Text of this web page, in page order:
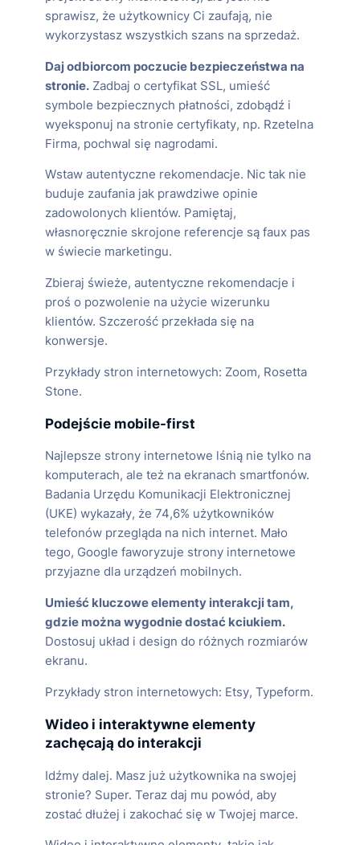
sprawisz, że użytkownicy Ci zaufają, nie
wykorzystasz wszystkich szans na sprzedaż.
Daj odbiorcom poczucie bezpieczeństwa na
stronie. Zadbaj o certyfikat SSL, umieść
symbole bezpiecznych płatności, zdobądź i
wyeksponuj na stronie certyfikaty, np. Rzetelna
Firma, pochwal się nagrodami.
Wstaw autentyczne rekomendacje. Nic tak nie
buduje zaufania jak prawdziwe opinie
zadowolonych klientów. Pamiętaj,
własnoręcznie skrojone referencje są faux pas
w świecie marketingu.
Zbieraj świeże, autentyczne rekomendacje i
proś o pozwolenie na użycie wizerunku
klientów. Szczerość przekłada się na
konwersje.
Przykłady stron internetowych: Zoom, Rosetta
Stone.
Podejście mobile-first
Najlepsze strony internetowe lśnią nie tylko na
komputerach, ale też na ekranach smartfonów.
Badania Urzędu Komunikacji Elektronicznej
(UKE) wykazały, że 74,6% użytkowników
telefonów przegląda na nich internet.​​​​‌‍​‍​‍‌‍‌​‍‌‍‍‌‌‍‌‌‍‍‌‌‍‍​‍​‍​‍‍​‍​‍‌​‌‍​‌‌‍‍‌‍‍‌‌‌​‌‍‌​‍‍‌‍‍‌‌‍​‍​‍​‍​​‍​‍‌‍‍​‌​‍‌‍‌‌‌‍‌‍​‍​‍​‍‍​‍​‍​‍‌​‌‌​‌‌‌‌‍‌​‌‍‍‌‌‍​‍‌‍‍‌‌‍‍‌‌​‌‍‌‌‌‍‍‌‌​​‍‌‍‌‌‌‍‌​‌‍‍‌‌‌​​‍‌‍‌‌‍‌‍‌​‌‍‌‌​‌‌​​‌​‍‌‍‌‌‌​‌‍‌‌‌‍‍‌‌​‌‍​‌‌‌​‌‍‍‌‌‍‌‍‍​‍‌‍‍‌‌‍‌​​‌‌‍‌‌‌‍​‌‌‍​​​​​​​‌‌​‌​‌‍​‍‌​‌‍​‌‌‍‌‍​‍‌​‍‌​‌​​​‌​‍‌​‌‌​‍‌‌‍​‍​‍‌​‍‌​​‌​‍‌​‌​​​‌​​‌‌‍‌​​‍​‌‍‌‍​‌​​‍​‌‍​‍​​‍​‌‌‍​‌​‍‌‌​‌‍‌‌​​‌‍‌‌​‌‌​​‌‍‌​‌‌​​‍‌​​‌‍​‌‌‌​‌‍‍​​‌‌‍​‍‌‍​‌‍‌‍‌‌​​‌‍‌‍‍‌‌​‌‍‌‌‌‍‍‌‌​​‍‌‌​‌‌‌​​‍‌‌‌‍‍‌‍‌‌‌‍‌​‍‌‌​​‌​‌​​‍‌‌​​‌​‌​​‍‌‌​​‍​​‍‌‍‌‌​‌‌​​​​‌‌‌‍​​‍​​​​​‍‌​‍‌​‌‌‍‌‌‌‍‌‍​‍‌‌​​‍​​‍​‍‌‌​‌‌‌​‌​​‍‍‌‌​‌‍‌‌‌‍​‌‌​​‍‌‌​‌‌‌​​‍‌‌‌‍‍‌‍‌‌‌‍‌​‍‌‌​​‌​‌​​‍‌‌​​‌​‌​​‍‌‌​​‍​​‍​‍​​​​‌‍​‌‌‍‌​​‍​‌‍‌‌‌‍​‌​​‍‌‍‌‌​​​‍​‌‍​‌​‍‌‌​​‍​​‍​‍‌‌​‌‌‌​‌​​‍‍‌‍​‌‍‍​‌‍‍‌‌‍​‌‍‌​‌​‍‌‍‌‌‌‍‍​‍‌‌​‌‌‌​​‍‌‌‌‍‍‌‍‌‌‌‍‌​‍‌‌​​‌​‌​​‍‌‌​​‌​‌​​‍‌‌​​‍​​‍‌‍​‌‍​‍​​​‌‍‌‌‌‍‌‌‌‍​​‌‍‌‍​‌‌‍‌‍‌‍​​‍​‌‍‌​​‍‌‌​​‍​​‍​‍‌‌​‌‌‌​‌​​‍‍‌‌​‌‍‌‌‌‍​‌‌​​‌‍​‍‌‍​‌‌​‌‍‌‌‌‌‌‌‌​‍‌‍​​‌​‍‌‌​​‍‌​‌‍‌​‌‌​‌‌‌‌‍‌​‌‍‍‌‌‍​‍‌‍‌‍‍‌‌‍‌​​‌‌‍‌‌‌‍​‌‌‍​​​​​​​‌‌​‌​‌‍​‍‌​‌‍​‌‌‍‌‍​‍‌​‍‌​‌​​​‌​‍‌​‌‌​‍‌‌‍​‍​‍‌​‍‌​​‌​‍‌​‌​​​‌​​‌‌‍‌​​‍​‌‍‌‍​‌​​‍​‌‍​‍​​‍​‌‌‍​‌​‍‌‍‌‌​‌‍‌‌​​‌‍‌‌​‌‌​​‌‍‌​‌‌​​‍‌‍‌​​‌‍​‌‌‌​‌‍‍​​‌‌‍​‍‌‍​‌‍‌‍‌‌​​‌‍‌‍‍‌‌​‌‍‌‌‌‍‍‌‌​​‍‌‌​‌‌‌​​‍‌‌‌‍‍‌‍‌‌‌‍‌​‍‌‌​​‌​‌​​‍‌‌​​‌​‌​​‍‌‌​​‍​​‍‌‍‌‌​‌‌​​​​‌‌‌‍​​‍​​​​​‍‌​‍‌​‌‌‍‌‌‌‍‌‍​‍‌‌​​‍​​‍​‍‌‌​‌‌‌​‌​​‍‍‌‌​‌‍‌‌‌‍​‌‌​​‍‌‌​‌‌‌​​‍‌‌‌‍‍‌‍‌‌‌‍‌​‍‌‌​​‌​‌​​‍‌‌​​‌​‌​​‍‌‌​​‍​​‍​‍​​​​‌‍​‌‌‍‌​​‍​‌‍‌‌‌‍​‌​​‍‌‍‌‌​​​‍​‌‍​‌​‍‌‌​​‍​​‍​‍‌‌​‌‌‌​‌​​‍‍‌‍​‌‍‍​‌‍‍‌‌‍​‌‍‌​‌​‍‌‍‌‌‌‍‍​‍‌‌​‌‌‌​​‍‌‌‌‍‍‌‍‌‌‌‍‌​‍‌‌​​‌​‌​​‍‌‌​​‌​‌​​‍‌‌​​‍​​‍‌‍​‌‍​‍​​​‌‍‌‌‌‍‌‌‌‍​​‌‍‌‍​‌‌‍‌‍‌‍​​‍​‌‍‌​​‍‌‌​​‍​​‍​‍‌‌​‌‌‌​‌​​‍‍‌‌​‌‍‌‌‌‍​‌‌​​‍​‍‌‌ Mało
tego, Google faworyzuje strony internetowe
przyjazne dla urządzeń mobilnych.
Umieść kluczowe elementy interakcji tam,
gdzie można wygodnie dostać kciukiem.
Dostosuj układ i design do różnych rozmiarów
ekranu.
Przykłady stron internetowych: Etsy, Typeform.
Wideo i interaktywne elementy
zachęcają do interakcji
Idźmy dalej. Masz już użytkownika na swojej
stronie? Super. Teraz daj mu powód, aby
zostać dłużej i zakochać się w Twojej marce.